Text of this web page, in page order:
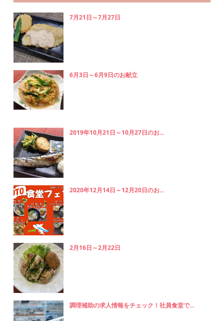
7月21日～7月27日
6月3日～6月9日のお献立
2019年10月21日～10月27日のお...
2020年12月14日～12月20日のお...
2月16日～2月22日
調理補助の求人情報をチェック！社員食堂で...